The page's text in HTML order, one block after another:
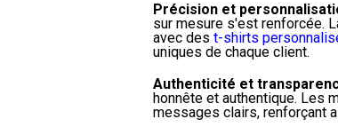
Précision et
sur mesure s'est renforcée.
avec des t-shirts
uniques de chaque client.
Authenticité et
honnête et authentique. Les
messages clairs, renforçant